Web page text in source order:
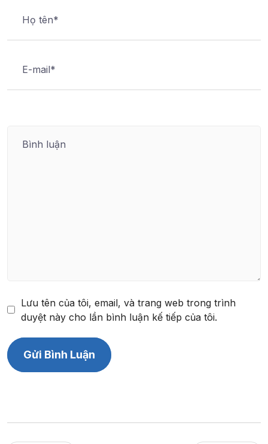
Lưu tên của tôi, email, và trang web trong trình
duyệt này cho lần bình luận kế tiếp của tôi.